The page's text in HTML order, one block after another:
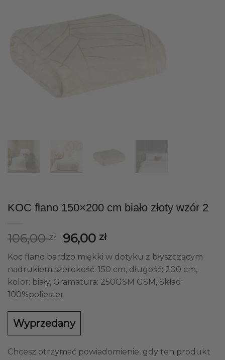
KOC flano 150×200 cm biało złoty wzór 2
106,00zł
Pierwotna
cena
wynosiła:
106,00 zł.
96,00 złAktualna
cena
wynosi:
96,00 zł.
Koc flano bardzo miękki w dotyku z błyszczącym
nadrukiem szerokość: 150 cm, długość: 200 cm,
kolor: biały, Gramatura: 250GSM GSM, Skład:
100%poliester
Wyprzedany
Chcesz otrzymać powiadomienie, gdy ten produkt